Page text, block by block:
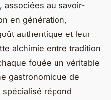
associées au savoir-
en génération,
authentique et leur
alchimie entre tradition
fouée un véritable
gastronomique de
spécialisé répond